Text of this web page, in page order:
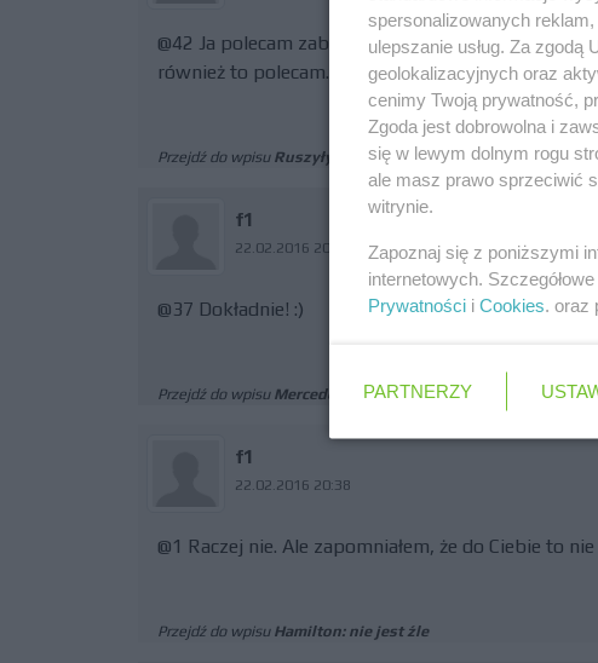
@42 Ja polecam zablokowanie. Ja Pana
również to polecam. :)
Przejdź do wpisu Ruszyły pierwsze zimowe testy F1
f1
22.02.2016 20:48
@37 Dokładnie! :)
Przejdź do wpisu Mercedes pokazał zdjęcia bolidu W07
f1
22.02.2016 20:38
@1 Raczej nie. Ale zapomniałem, że do Ciebie to nie
Przejdź do wpisu Hamilton: nie jest źle
spersonalizowanych
ulepszanie usług. Za
geolokalizacyjnych oraz
cenimy Twoją prywatność,
Zgoda jest dobrowolna i
się w lewym dolnym rogu
ale masz prawo sprzeciwić
witrynie.
Zapoznaj się z poniższymi
internetowych.
Prywatności i Cookies. oraz
PARTNERZY